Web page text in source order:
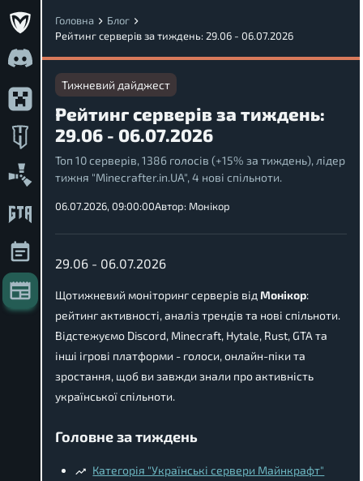
Головна
Блог
Рейтинг серверів за тиждень: 29.06 - 06.07.2026
Тижневий дайджест
Рейтинг серверів за тиждень:
29.06 - 06.07.2026
Топ 10 серверів, 1386 голосів (+15% за тиждень), лідер
тижня "Minecrafter.in.UA", 4 нові спільноти.
06.07.2026, 09:00:00Автор: Монікор
29.06 - 06.07.2026
Щотижневий моніторинг серверів від Монікор:
рейтинг активності, аналіз трендів та нові спільноти.
Відстежуємо Discord, Minecraft, Hytale, Rust, GTA та
інші ігрові платформи - голоси, онлайн-піки та
зростання, щоб ви завжди знали про активність
української спільноти.
Головне за тиждень
Категорія "Українські сервери Майнкрафт"